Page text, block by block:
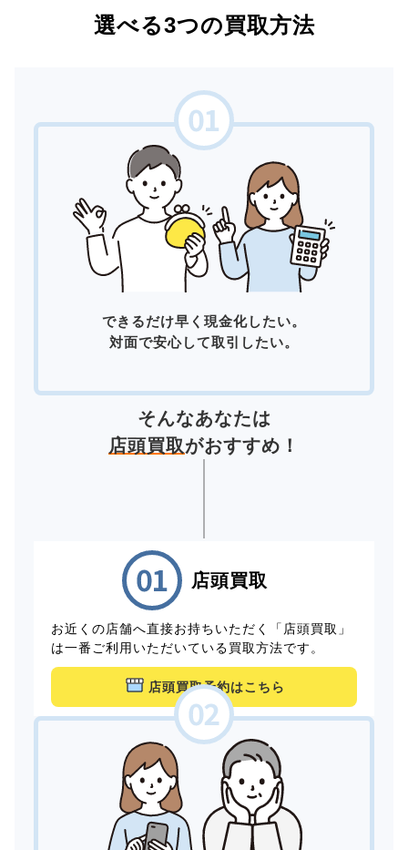
選べる3つの買取方法
できるだけ早く現金化したい。
対面で安心して取引したい。
そんなあなたは
店頭買取がおすすめ！
店頭買取
お近くの店舗へ直接お持ちいただく「店頭買取」
は一番ご利用いただいている買取方法です。
店頭買取予約はこちら